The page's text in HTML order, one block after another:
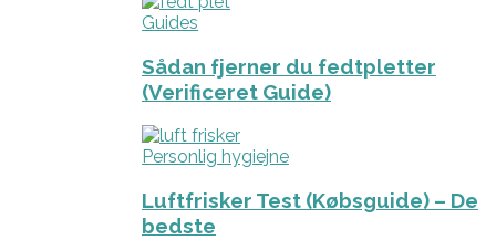
Guides
Sådan fjerner du fedtpletter
(Verificeret Guide)
Personlig hygiejne
Luftfrisker Test (Købsguide) – De
bedste